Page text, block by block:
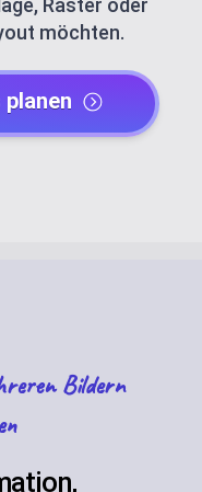
Raster oder
möchten.
Bildern